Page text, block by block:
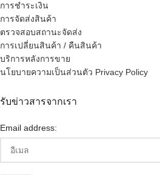
การชำระเงิน
การจัดส่งสินค้า
ตรวจสอบสถานะจัดส่ง
การเปลี่ยนสินค้า / คืนสินค้า
บริการหลังการขาย
นโยบายความเป็นส่วนตัว Privacy Policy
รับข่าวสารจากเรา
Email address: